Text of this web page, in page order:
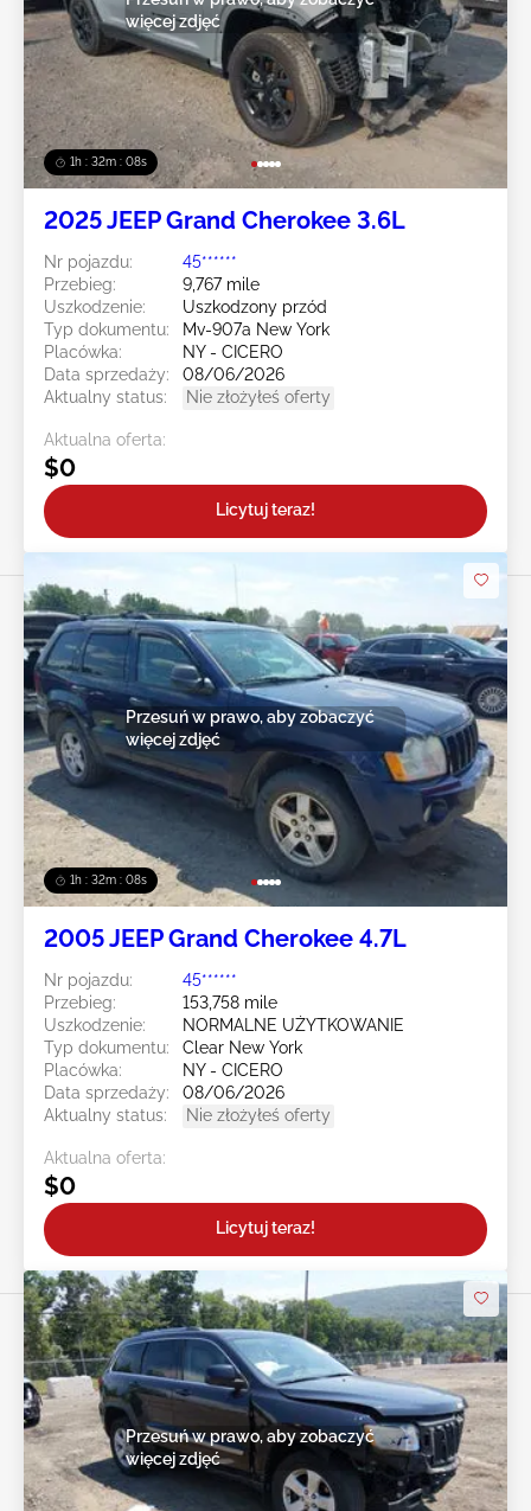
1h : 32m : 05s
więcej zdjęć
2025 JEEP Grand Cherokee 3.6L
Nr pojazdu:
45******
Przebieg:
9,767 mile
Uszkodzenie:
Uszkodzony przód
Typ dokumentu:
Mv-907a New York
Placówka:
NY - CICERO
Data sprzedaży:
08/06/2026
Aktualny status:
Nie złożyłeś oferty
Aktualna oferta:
$0
Licytuj teraz!
1h : 32m : 05s
Przesuń w prawo, aby zobaczyć
więcej zdjęć
2005 JEEP Grand Cherokee 4.7L
Nr pojazdu:
45******
Przebieg:
153,758 mile
Uszkodzenie:
NORMALNE UŻYTKOWANIE
Typ dokumentu:
Clear New York
Placówka:
NY - CICERO
Data sprzedaży:
08/06/2026
Aktualny status:
Nie złożyłeś oferty
Aktualna oferta:
$0
Licytuj teraz!
Przesuń w prawo, aby zobaczyć
więcej zdjęć